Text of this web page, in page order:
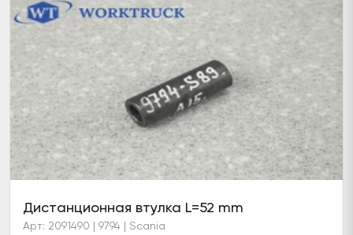
Дистанционная втулка L=52 mm
Арт: 2091490 | 9794 | Scania